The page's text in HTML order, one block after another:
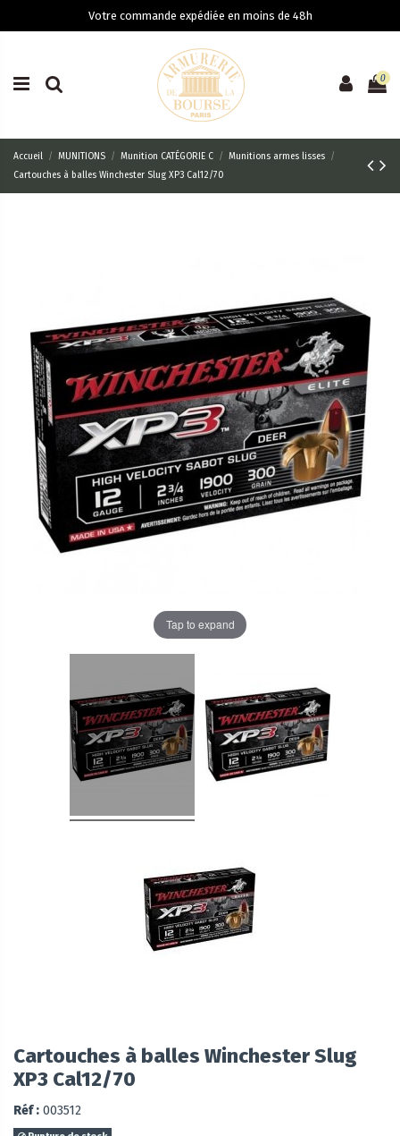
Votre commande expédiée en moins de 48h
0
Accueil MUNITIONS Munition CATÉGORIE C
Munitions armes lisses
Cartouches à balles Winchester Slug XP3 Cal12/70
Tap to expand
Cartouches à balles Winchester Slug
XP3 Cal12/70
Réf : 003512